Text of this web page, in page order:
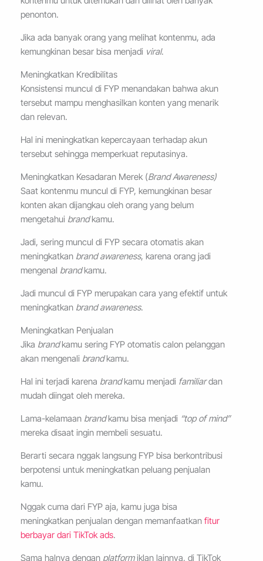
penonton.
Jika ada banyak orang yang melihat kontenmu, ada
kemungkinan besar bisa menjadi viral.
Meningkatkan Kredibilitas
Konsistensi muncul di FYP menandakan bahwa akun
tersebut mampu menghasilkan konten yang menarik
dan relevan.
Hal ini meningkatkan kepercayaan terhadap akun
tersebut sehingga memperkuat reputasinya.
Meningkatkan Kesadaran Merek (Brand Awareness)
Saat kontenmu muncul di FYP, kemungkinan besar
konten akan dijangkau oleh orang yang belum
mengetahui brandkamu.
Jadi, sering muncul di FYP secara otomatis akan
meningkatkan brand awareness, karena orang jadi
mengenal brandkamu.
Jadi muncul di FYP merupakan cara yang efektif untuk
meningkatkan brand awareness.
Meningkatkan Penjualan
Jika brandkamu sering FYP otomatis calon pelanggan
akan mengenali brandkamu.
Hal ini terjadi karena brandkamu menjadi familiardan
mudah diingat oleh mereka.
Lama-kelamaan brandkamu bisa menjadi “top of mind”
mereka disaat ingin membeli sesuatu.
Berarti secara nggak langsung FYP bisa berkontribusi
berpotensi untuk meningkatkan peluang penjualan
kamu.
Nggak cuma dari FYP aja, kamu juga bisa
meningkatkan penjualan dengan memanfaatkanfitur
berbayar dari TikTok ads.
Sama halnya dengan platformiklan lainnya, di TikTok